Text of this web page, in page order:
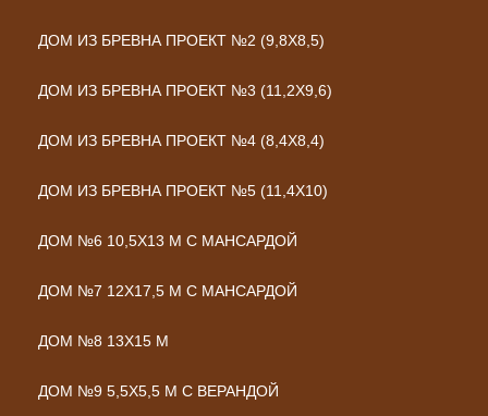
ДОМ ИЗ БРЕВНА ПРОЕКТ №2 (9,8Х8,5)
ДОМ ИЗ БРЕВНА ПРОЕКТ №3 (11,2Х9,6)
ДОМ ИЗ БРЕВНА ПРОЕКТ №4 (8,4Х8,4)
ДОМ ИЗ БРЕВНА ПРОЕКТ №5 (11,4Х10)
ДОМ №6 10,5Х13 М С МАНСАРДОЙ
ДОМ №7 12Х17,5 М С МАНСАРДОЙ
ДОМ №8 13Х15 М
ДОМ №9 5,5Х5,5 М С ВЕРАНДОЙ